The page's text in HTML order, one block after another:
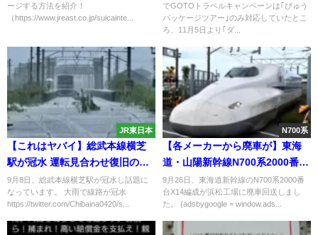
ージする方法を紹介！
（https://www.jreast.co.jp/suicainte...
ルに｢ダイナミックレールパッ
ク｣が追加 両者何が違うのか
でGOTOトラベルキャンペーンは｢びゅう
パッケージツアー｣のみ対応していたとこ
ろ、11月5日より｢ダ...
JR東日本
【これはヤバイ】総武本線横芝
駅が冠水 運転見合わせ復旧の目
処立たず ｢路面電車みたい｣との
声が
9月8日、総武本線横芝駅が冠水し話題に
なっています。 大雨で線路が冠水
https://twitter.com/Chibaina0420/s...
N700系
【各メーカーから廃車が】東海
道・山陽新幹線N700系2000番台
X14編成が廃車回送
9月26日、東海道新幹線のN700系2000番
台X14編成が浜松工場に廃車回送しまし
た。 (adsbygoogle = window.ads...